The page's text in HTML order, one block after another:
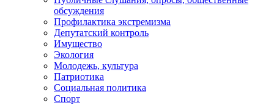
обсуждения
Профилактика экстремизма
Депутатский контроль
Имущество
Экология
Молодежь, культура
Патриотика
Социальная политика
Спорт